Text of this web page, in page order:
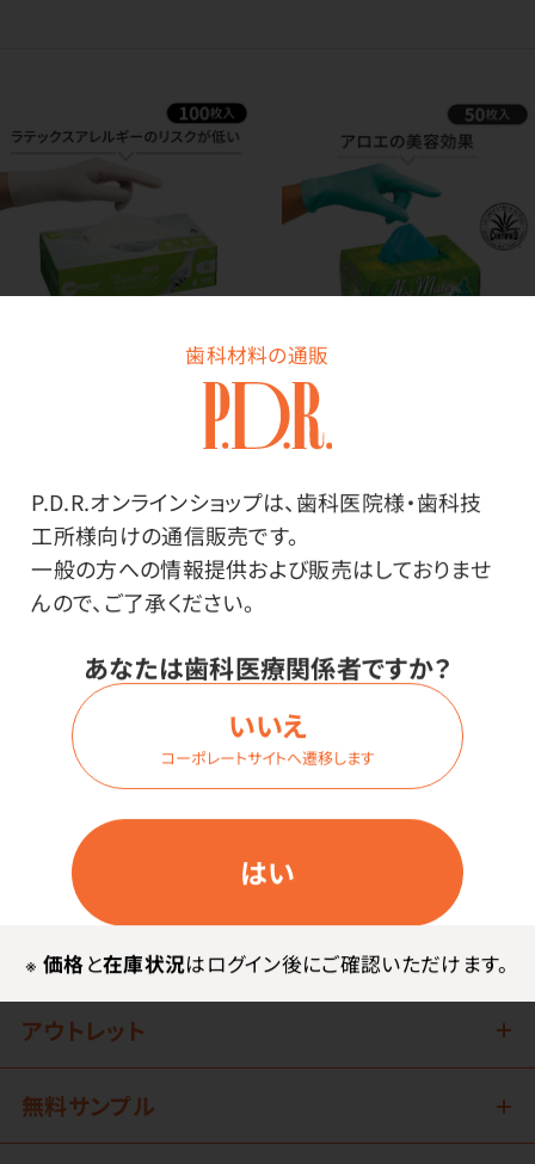
歯科材料の通販
P.D.R.オンラインショップは、歯科医院様・歯科技
工所様向けの通信販売です。
一般の方への情報提供および販売はしておりませ
んので、ご了承ください。
あなたは歯科医療関係者ですか？
はい
いいえ
コーポレートサイトへ遷移します
※ 価格と在庫状況はログイン後にご確認いただけます。
アレルギー源を減らしたラテ
ックスグローブ バーブ
CWCG ポリマーコート
価格はログイン後表示
プラスチックグローブ アロ
エメイト
104
2
歯科関連用品
技工関連用品
アウトレット
無料サンプル